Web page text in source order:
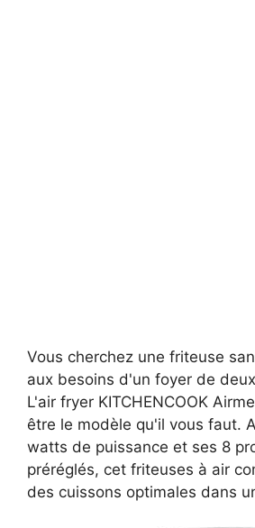
Vous cherchez une friteuse
aux besoins d'un foyer de
L'air fryer KITCHENCOOK
être le modèle qu'il vous faut.
watts de puissance et ses 8
préréglés, cet friteuses à air
des cuissons optimales dans